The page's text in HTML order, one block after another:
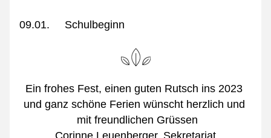
09.01.     Schulbeginn
Ein frohes Fest, einen guten Rutsch ins 2023
und ganz schöne Ferien wünscht herzlich und
mit freundlichen Grüssen
Corinne Leuenberger, Sekretariat